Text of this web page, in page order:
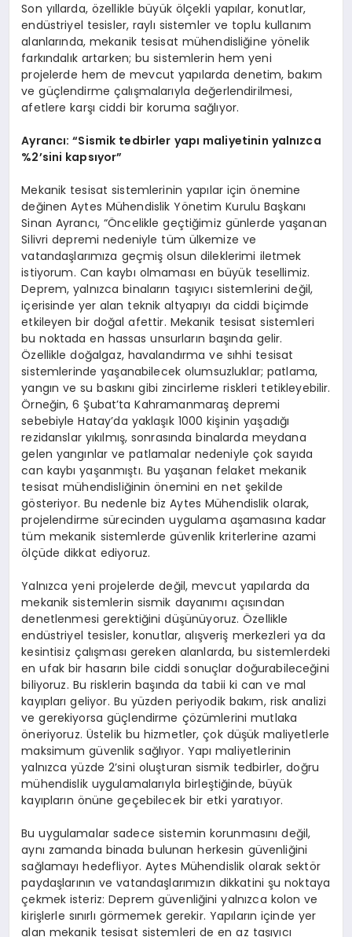
Son yıllarda, özellikle büyük ölçekli yapılar, konutlar,
endüstriyel tesisler, raylı sistemler ve toplu kullanım
alanlarında, mekanik tesisat mühendisliğine yönelik
farkındalık artarken; bu sistemlerin hem yeni
projelerde hem de mevcut yapılarda denetim, bakım
ve güçlendirme çalışmalarıyla değerlendirilmesi,
afetlere karşı ciddi bir koruma sağlıyor.
Ayrancı:“Sismik tedbirler yapı maliyetinin yalnızca
%2’sini kapsıyor”
Mekanik tesisat sistemlerinin yapılar için önemine
değinen Aytes Mühendislik Yönetim Kurulu Başkanı
Sinan Ayrancı, “Öncelikle geçtiğimiz günlerde yaşanan
Silivri depremi nedeniyle tüm ülkemize ve
vatandaşlarımıza geçmiş olsun dileklerimi iletmek
istiyorum. Can kaybı olmaması en büyük tesellimiz.
Deprem, yalnızca binaların taşıyıcı sistemlerini değil,
içerisinde yer alan teknik altyapıyı da ciddi biçimde
etkileyen bir doğal afettir. Mekanik tesisat sistemleri
bu noktada en hassas unsurların başında gelir.
Özellikle doğalgaz, havalandırma ve sıhhi tesisat
sistemlerinde yaşanabilecek olumsuzluklar; patlama,
yangın ve su baskını gibi zincirleme riskleri tetikleyebilir.
Örneğin, 6 Şubat’ta Kahramanmaraş depremi
sebebiyle Hatay’da yaklaşık 1000 kişinin yaşadığı
rezidanslar yıkılmış, sonrasında binalarda meydana
gelen yangınlar ve patlamalar nedeniyle çok sayıda
can kaybı yaşanmıştı. Bu yaşanan felaket mekanik
tesisat mühendisliğinin önemini en net şekilde
gösteriyor. Bu nedenle biz Aytes Mühendislik olarak,
projelendirme sürecinden uygulama aşamasına kadar
tüm mekanik sistemlerde güvenlik kriterlerine azami
ölçüde dikkat ediyoruz.
Yalnızca yeni projelerde değil, mevcut yapılarda da
mekanik sistemlerin sismik dayanımı açısından
denetlenmesi gerektiğini düşünüyoruz. Özellikle
endüstriyel tesisler, konutlar, alışveriş merkezleri ya da
kesintisiz çalışması gereken alanlarda, bu sistemlerdeki
en ufak bir hasarın bile ciddi sonuçlar doğurabileceğini
biliyoruz. Bu risklerin başında da tabii ki can ve mal
kayıpları geliyor. Bu yüzden periyodik bakım, risk analizi
ve gerekiyorsa güçlendirme çözümlerini mutlaka
öneriyoruz. Üstelik bu hizmetler, çok düşük maliyetlerle
maksimum güvenlik sağlıyor. Yapı maliyetlerinin
yalnızca yüzde 2’sini oluşturan sismik tedbirler, doğru
mühendislik uygulamalarıyla birleştiğinde, büyük
kayıpların önüne geçebilecek bir etki yaratıyor.
Bu uygulamalar sadece sistemin korunmasını değil,
aynı zamanda binada bulunan herkesin güvenliğini
sağlamayı hedefliyor. Aytes Mühendislik olarak sektör
paydaşlarının ve vatandaşlarımızın dikkatini şu noktaya
çekmek isteriz: Deprem güvenliğini yalnızca kolon ve
kirişlerle sınırlı görmemek gerekir. Yapıların içinde yer
alan mekanik tesisat sistemleri de en az taşıyıcı